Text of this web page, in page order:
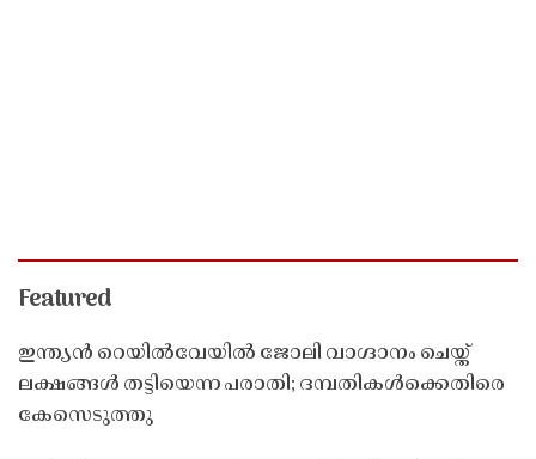
Featured
ഇന്ത്യൻ റെയിൽവേയിൽ ജോലി വാഗ്ദാനം ചെയ്ത്
ലക്ഷങ്ങൾ തട്ടിയെന്ന പരാതി; ദമ്പതികൾക്കെതിരെ
കേസെടുത്തു